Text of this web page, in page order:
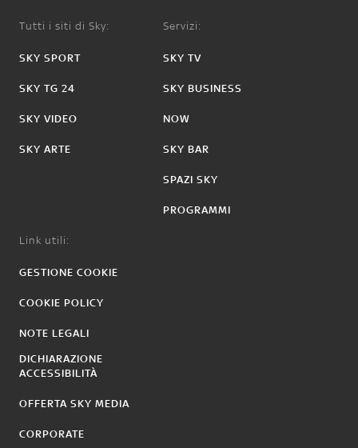
Tutti i siti di Sky:
SKY SPORT
SKY TG 24
SKY VIDEO
SKY ARTE
Servizi:
SKY TV
SKY BUSINESS
NOW
SKY BAR
SPAZI SKY
PROGRAMMI
Link utili:
GESTIONE COOKIE
COOKIE POLICY
NOTE LEGALI
DICHIARAZIONE
ACCESSIBILITÀ
OFFERTA SKY MEDIA
CORPORATE